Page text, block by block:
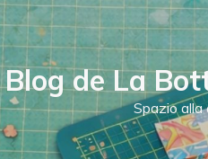
de La
Spazio alla